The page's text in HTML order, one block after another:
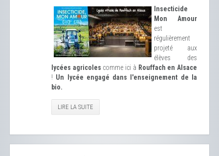
Insecticide
Mon Amour
est
régulièrement
projeté aux
élèves des
lycées agricoles comme ici à Rouffach en Alsace
! Un lycée engagé dans l'enseignement de la
bio.
LIRE LA SUITE